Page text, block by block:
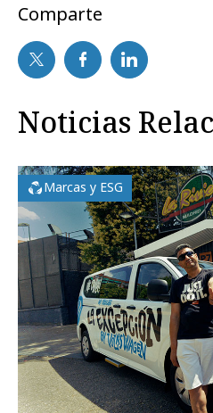
Comparte
Noticias
Marcas y ESG